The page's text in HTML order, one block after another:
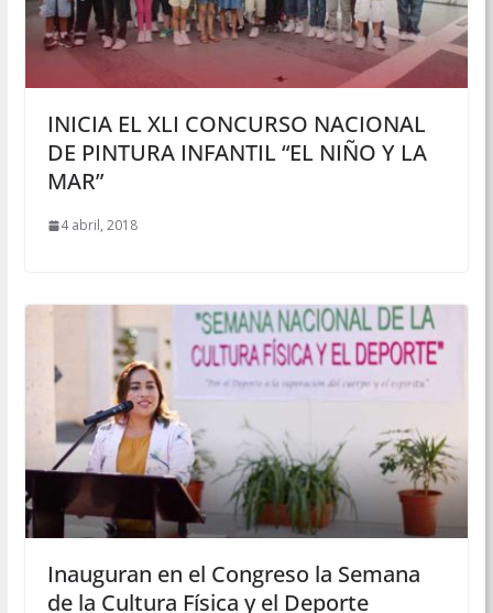
INICIA EL XLI CONCURSO NACIONAL
DE PINTURA INFANTIL “EL NIÑO Y LA
MAR”
4 abril, 2018
Inauguran en el Congreso la Semana
de la Cultura Física y el Deporte